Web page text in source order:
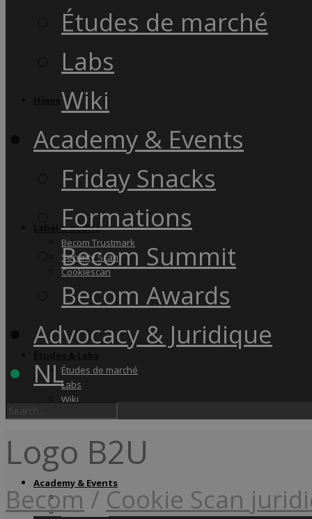
Label & audits
Becom Trustmark
Security Scan
Cookiescan
Études de marché
Labs
Wiki
Academy & Events
Friday Snacks
Formations
Études de marché
Labs
Wiki
Academy & Events
Friday Snacks
Formations
Becom Summit
Becom Awards
Advocacy & Juridique
NL
Logo B2U
Becom / Cookie Scan